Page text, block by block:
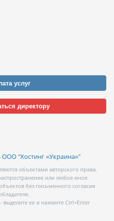
услуг
директору
ООО "Хостинг «Украина»"
объектами авторского права.
или любое иное
без письменного согласия
ее и нажмите Ctrl+Enter